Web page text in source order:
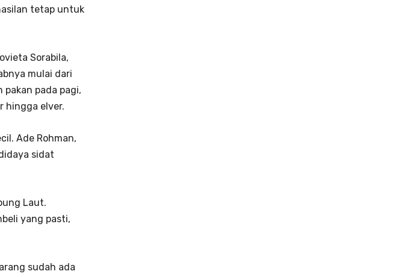
tetap untuk
Sorabila,
mulai dari
pada pagi,
hingga elver.
Ade Rohman,
sidat
Laut.
yang pasti,
sudah ada